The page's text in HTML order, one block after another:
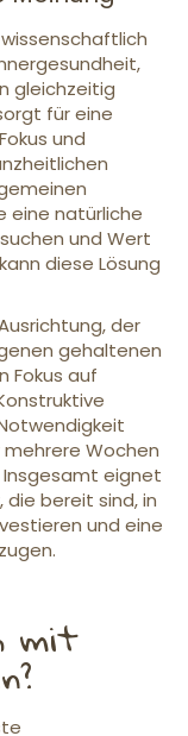
gleichzeitig
für eine
und
eine natürliche
und Wert
diese Lösung
der
gehaltenen
Fokus auf
mehrere Wochen
Insgesamt eignet
die bereit sind, in
und eine
mit